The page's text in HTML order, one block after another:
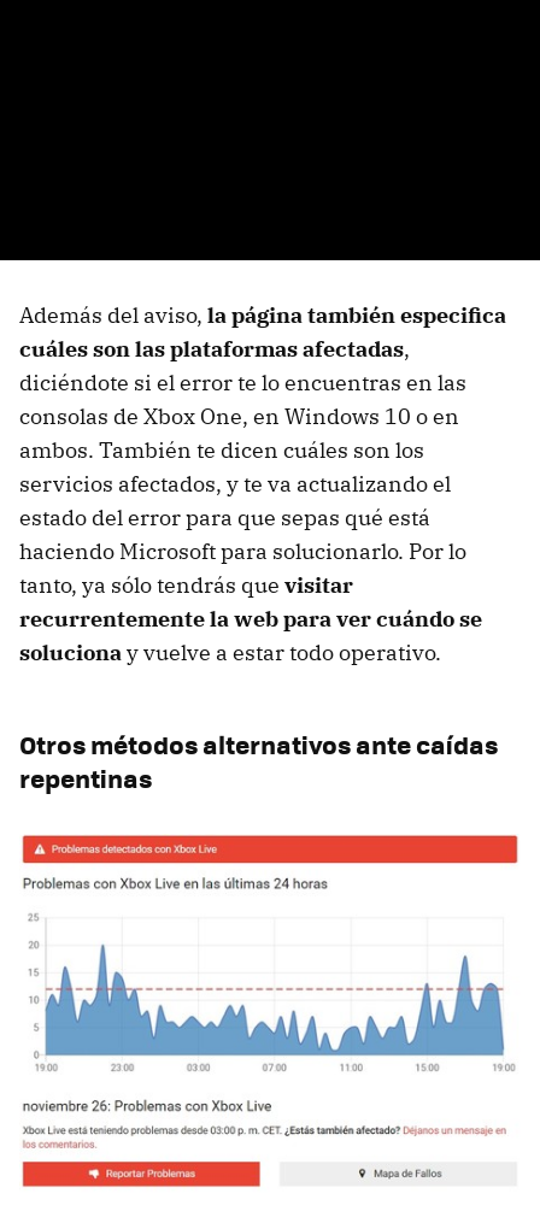
Además del aviso, la página también especifica
cuáles son las plataformas afectadas,
diciéndote si el error te lo encuentras en las
consolas de Xbox One, en Windows 10 o en
ambos. También te dicen cuáles son los
servicios afectados, y te va actualizando el
estado del error para que sepas qué está
haciendo Microsoft para solucionarlo. Por lo
tanto, ya sólo tendrás que visitar
recurrentemente la web para ver cuándo se
solucionay vuelve a estar todo operativo.
Otros métodos alternativos ante caídas
repentinas